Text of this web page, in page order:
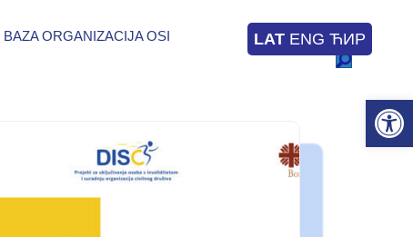
BAZA ORGANIZACIJA OSI LAT ENG ЋИР